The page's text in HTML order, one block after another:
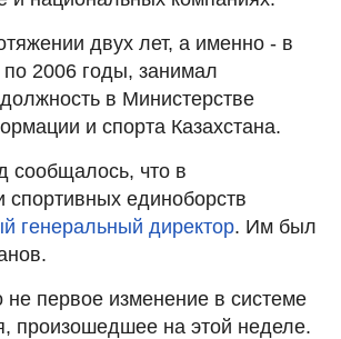
двух лет, а именно - в
2006 годы, занимал
в Министерстве
и спорта Казахстана.
сообщалось, что в
единоборств
генеральный директор. Им был
первое изменение в системе
произошедшее на этой неделе.